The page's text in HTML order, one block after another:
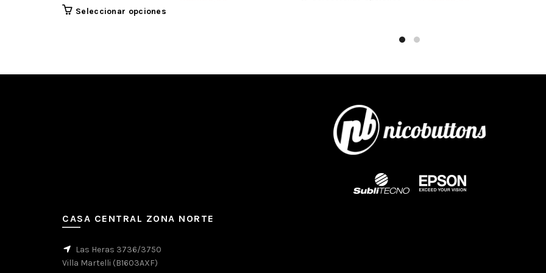
Seleccionar opciones
CASA CENTRAL ZONA NORTE
Las Heras 3736/3750
Villa Martelli (B1603AXF)